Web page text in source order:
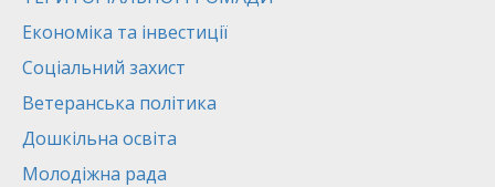
Економіка та інвестиції
Соціальний захист
Ветеранська політика
Дошкільна освіта
Молодіжна рада